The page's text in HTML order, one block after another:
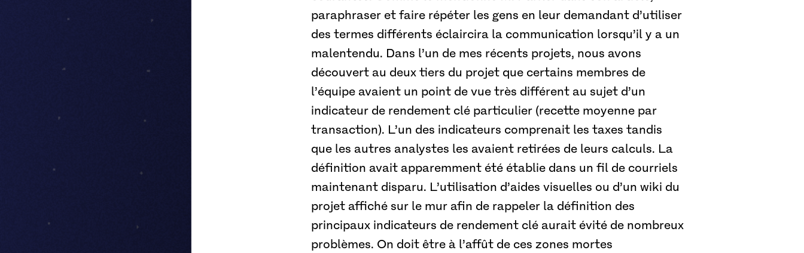
paraphraser et faire répéter les gens en leur demandant d’utiliser
des termes différents éclaircira la communication lorsqu’il y a un
malentendu. Dans l’un de mes récents projets, nous avons
découvert au deux tiers du projet que certains membres de
l’équipe avaient un point de vue très différent au sujet d’un
indicateur de rendement clé particulier (recette moyenne par
transaction). L’un des indicateurs comprenait les taxes tandis
que les autres analystes les avaient retirées de leurs calculs. La
définition avait apparemment été établie dans un fil de courriels
maintenant disparu. L’utilisation d’aides visuelles ou d’un wiki du
projet affiché sur le mur afin de rappeler la définition des
principaux indicateurs de rendement clé aurait évité de nombreux
problèmes. On doit être à l’affût de ces zones mortes